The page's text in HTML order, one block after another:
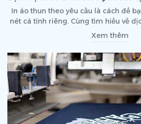
In áo thun theo yêu cầu là cách để
nét cá tính riêng. Cùng tìm hiểu về
yêu cầu giá rẻ tại Zumi Việt
Xem thêm